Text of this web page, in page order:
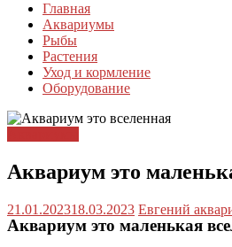
Главная
Аквариумы
Рыбы
Растения
Уход и кормление
Оборудование
Аквариум это
21.01.202318.03.2023 Евгений
Аквариум это маленькая